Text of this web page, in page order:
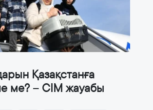
Қазақстанға
ме? – СІМ жауабы